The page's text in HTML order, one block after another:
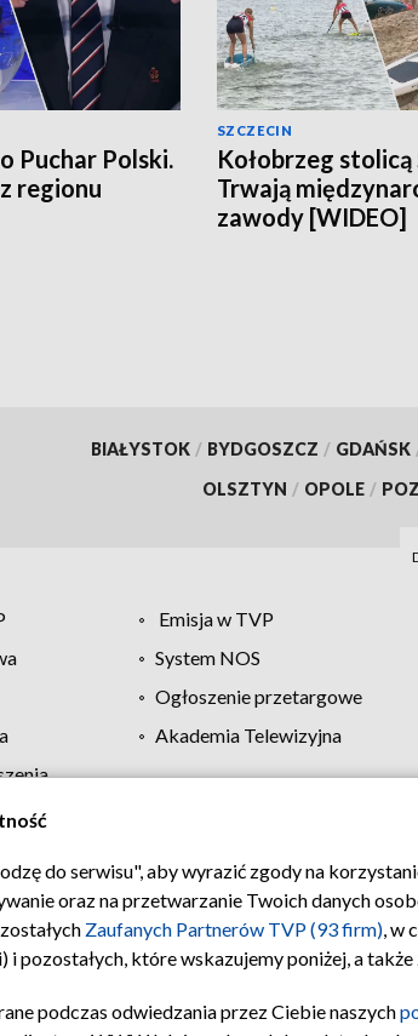
Puchar Polski.
regionu
SZCZECIN
Kołobrzeg stolicą
Trwają
zawody [WIDEO]
BIAŁYSTOK / BYDGOSZCZ / GDAŃSK
OLSZTYN / OPOLE /
Emisja w TVP
System NOS
Ogłoszenie przetargowe
Akademia Telewizyjna
Regulamin TVP Polityka
do serwisu", aby wyrazić zgody na
oraz na przetwarzanie Twoich danych
Zaufanych Partnerów TVP (93 firm), w
i pozostałych, które wskazujemy poniżej, a
podczas odwiedzania przez Ciebie naszych